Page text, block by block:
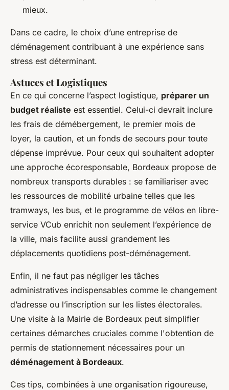
mieux.
Dans ce cadre, le choix d’une entreprise de
déménagement contribuant à une expérience sans
stress est déterminant.
Astuces et Logistiques
En ce qui concerne l’aspect logistique, préparer un
budget réaliste est essentiel. Celui-ci devrait inclure
les frais de démébergement, le premier mois de
loyer, la caution, et un fonds de secours pour toute
dépense imprévue. Pour ceux qui souhaitent adopter
une approche écoresponsable, Bordeaux propose de
nombreux transports durables : se familiariser avec
les ressources de mobilité urbaine telles que les
tramways, les bus, et le programme de vélos en libre-
service VCub enrichit non seulement l’expérience de
la ville, mais facilite aussi grandement les
déplacements quotidiens post-déménagement.
Enfin, il ne faut pas négliger les tâches
administratives indispensables comme le changement
d’adresse ou l’inscription sur les listes électorales.
Une visite à la Mairie de Bordeaux peut simplifier
certaines démarches cruciales comme l'obtention de
permis de stationnement nécessaires pour un
déménagement à Bordeaux.
Ces tips, combinées à une organisation rigoureuse,